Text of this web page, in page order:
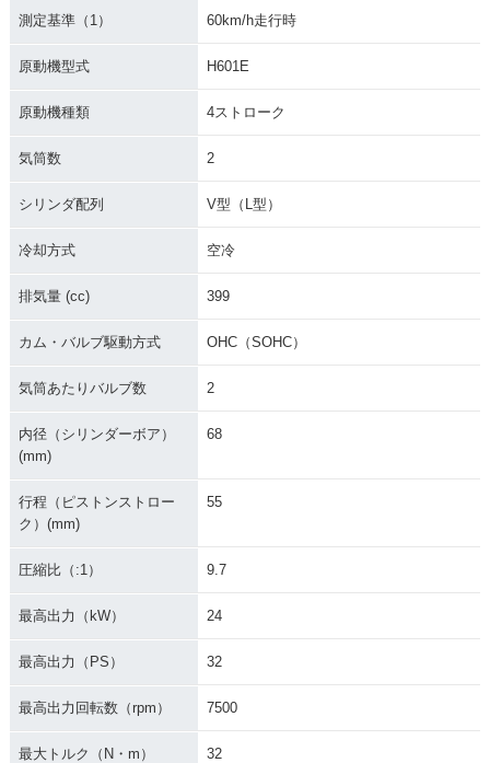
00・カラーチェンジ
00・新登場
測定基準（1） 60km/h走行時
原動機型式 H601E
原動機種類 4ストローク
気筒数 2
シリンダ配列 V型（L型）
冷却方式 空冷
排気量 (cc) 399
カム・バルブ駆動方式 OHC（SOHC）
気筒あたりバルブ数 2
内径（シリンダーボア）
(mm)
68
行程（ピストンストロー
ク）(mm)
55
圧縮比（:1） 9.7
最高出力（kW） 24
最高出力（PS） 32
最高出力回転数（rpm） 7500
最大トルク（N・m） 32